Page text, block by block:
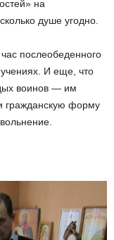
на
душе угодно.
послеобеденного
И еще, что
воинов — им
гражданскую форму